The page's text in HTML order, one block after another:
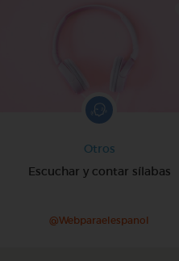
Otros
Escuchar y contar sílabas
@Webparaelespanol